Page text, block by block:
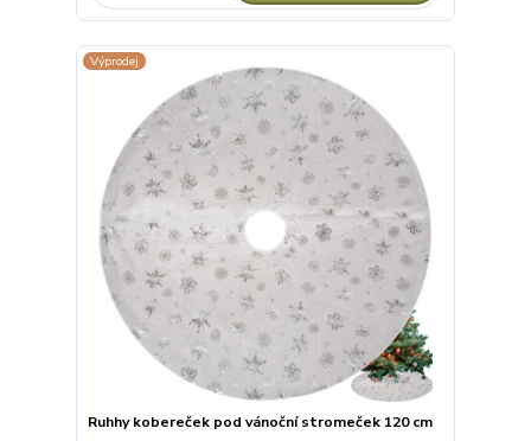
Výprodej
Ruhhy kobereček pod vánoční stromeček 120 cm